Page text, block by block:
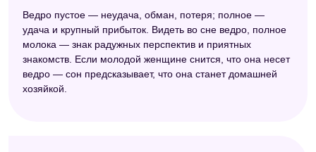
Ведро пустое — неудача, обман, потеря; полное —
удача и крупный прибыток. Видеть во сне ведро, полное
молока — знак радужных перспектив и приятных
знакомств. Если молодой женщине снится, что она несет
ведро — сон предсказывает, что она станет домашней
хозяйкой.